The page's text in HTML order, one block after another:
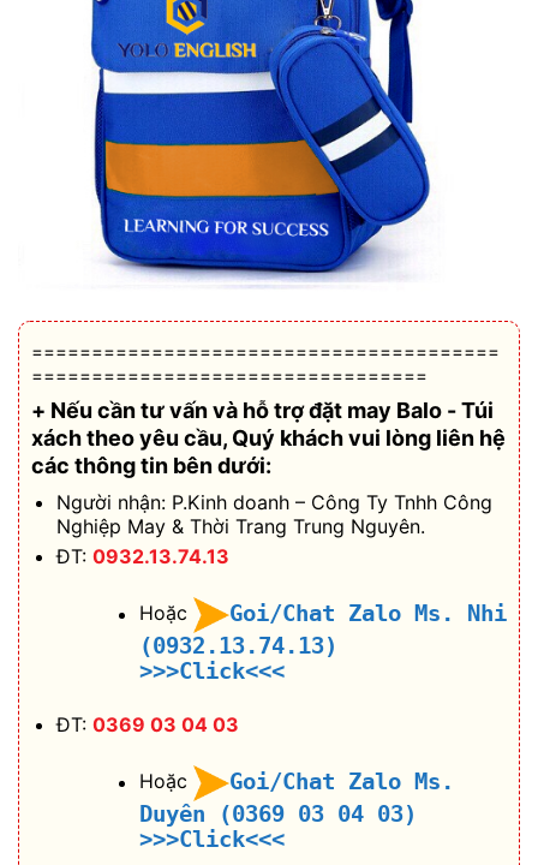
=======================================
=================================
+ Nếu cần tư vấn và hỗ trợđặt may Balo - Túi
xách theo yêu cầu, Quý khách vui lòng liên hệ
các thông tin bên dưới:
Người nhận: P.Kinh doanh – Công Ty Tnhh Công
Nghiệp May & Thời Trang Trung Nguyên.
ĐT: 0932.13.74.13
Hoặc
Goi/Chat Zalo Ms. Nhi
(0932.13.74.13)
>>>Click<<<
ĐT: 0369 03 04 03
Hoặc
Goi/Chat Zalo Ms.
Duyên (0369 03 04 03)
>>>Click<<<